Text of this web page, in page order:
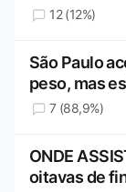
12 (12%)
São Paulo
peso, mas
7 (88,9%)
ONDE
oitavas de